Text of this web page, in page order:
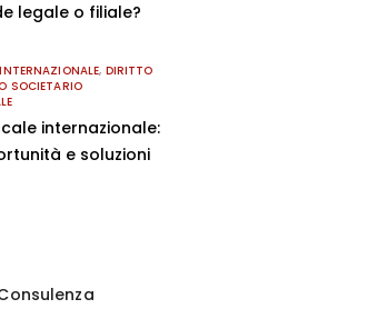
legale o filiale?
, DIRITTO
SOCIETARIO
internazionale:
e soluzioni